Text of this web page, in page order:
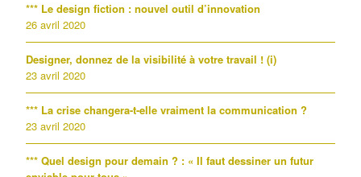
*** Le design fiction : nouvel outil d’innovation
26 avril 2020
Designer, donnez de la visibilité à votre travail ! (i)
23 avril 2020
*** La crise changera-t-elle vraiment la communication ?
23 avril 2020
*** Quel design pour demain ? : « Il faut dessiner un futur